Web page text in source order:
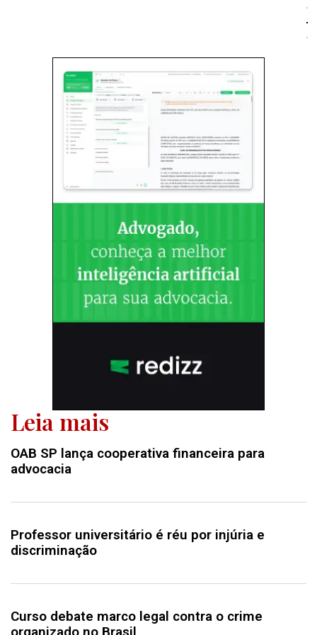
Leia mais
OAB SP lança cooperativa financeira para
advocacia
Professor universitário é réu por injúria e
discriminação
Curso debate marco legal contra o crime